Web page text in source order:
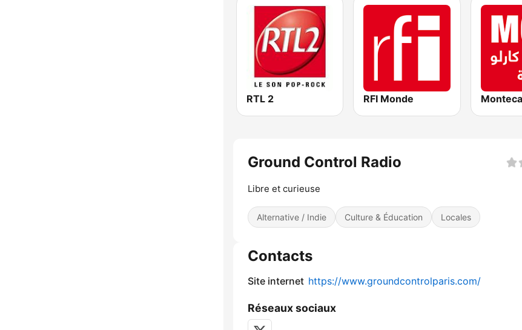
RTL 2 RFI Monde
Ground Control Radio
Libre et curieuse
Alternative / Indie Culture & Éducation Locales
Contacts
Site internet https://www.groundcontrolparis.com/
Réseaux sociaux